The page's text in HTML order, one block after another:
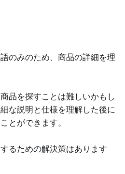
のみのため、商品の詳細を理
品を探すことは難しいかもし
な説明と仕様を理解した後に
とができます。
るための解決策はあります